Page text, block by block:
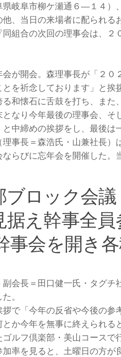
県岐阜市柳ケ瀬通６―１４
、当日の来場者に配られる
組合の次回の理事会は、２
が開会。森理事長が「２０
を祈念しております」と挨
和懐石に舌鼓を打ち、また
なり今年最後の理事会、
中締めの挨拶をし、最後は
事長＝森浩氏・山兼社長）
らびに忘年会を開催した
ブロック会
据え幹事全員
事会を開き
会長＝田口健一氏・タグチ
。
で「今年の反省や今後の参
か今年を無事に終えられる
ルフ倶楽部・美山コースで
率を見ると、土曜日の方